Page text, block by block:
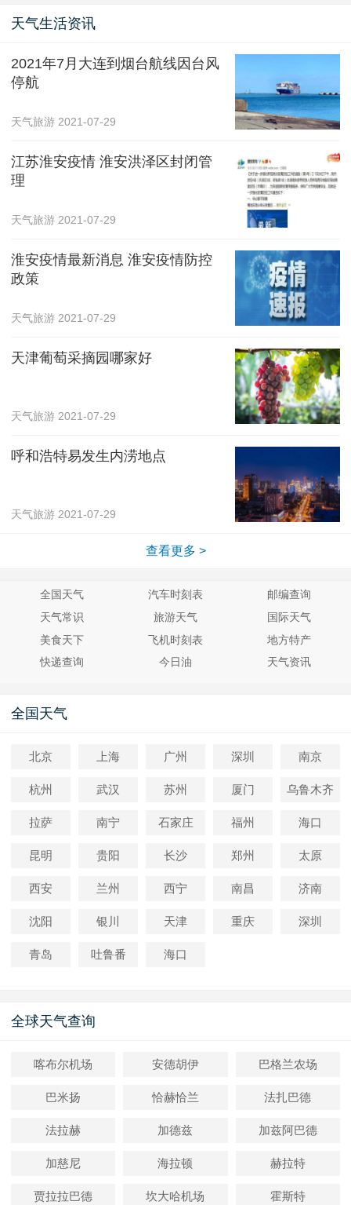
天气生活资讯
2021年7月大连到烟台航线因台风
停航
天气旅游 2021-07-29
江苏淮安疫情 淮安洪泽区封闭管
理
天气旅游 2021-07-29
淮安疫情最新消息 淮安疫情防控
政策
天气旅游 2021-07-29
天津葡萄采摘园哪家好
天气旅游 2021-07-29
呼和浩特易发生内涝地点
天气旅游 2021-07-29
查看更多 >
全国天气 汽车时刻表
邮编查询
天气常识
旅游天气
国际天气
美食天下
飞机时刻表
地方特产
快递查询
今日油 天气资讯
全国天气
北京 上海 广州 深圳 南京
杭州 武汉 苏州 厦门 乌鲁木齐
拉萨 南宁 石家庄 福州 海口
昆明 贵阳 长沙 郑州 太原
西安 兰州 西宁 南昌 济南
沈阳 银川 天津 重庆 深圳
青岛 吐鲁番 海口
全球天气查询
喀布尔机场 安德胡伊 巴格兰农场
巴米扬 恰赫恰兰 法扎巴德
法拉赫 加德兹 加兹阿巴德
加慈尼 海拉顿 赫拉特
贾拉拉巴德 坎大哈机场 霍斯特